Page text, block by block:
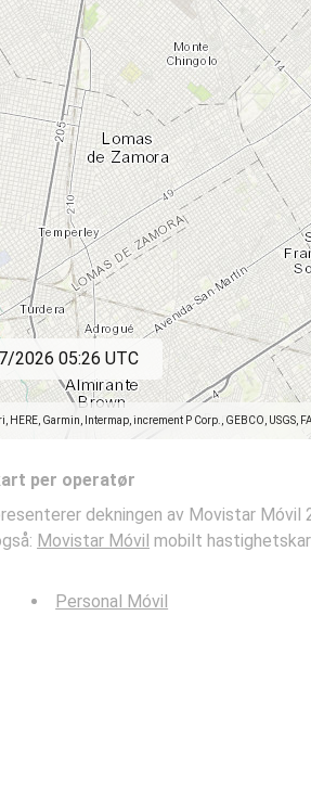
HERE, Garmin, Intermap, increment P Corp., GEBCO, USGS,
2026 05:26 UTC
per operatør
dekningen av Movistar Móvil
Movistar Móvil mobilt
Personal Móvil